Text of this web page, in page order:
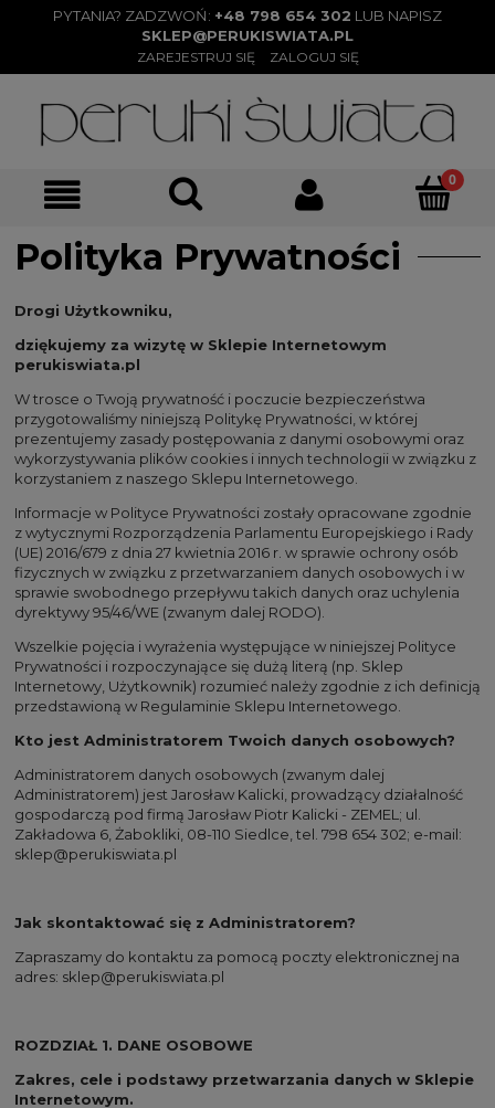
PYTANIA? ZADZWOŃ: +48 798 654 302 LUB NAPISZ
SKLEP@PERUKISWIATA.PL
ZAREJESTRUJ SIĘ ZALOGUJ SIĘ
Polityka Prywatności
Drogi Użytkowniku,
dziękujemy za wizytę w Sklepie Internetowym
perukiswiata.pl
W trosce o Twoją prywatność i poczucie bezpieczeństwa
przygotowaliśmy niniejszą Politykę Prywatności, w której
prezentujemy zasady postępowania z danymi osobowymi oraz
wykorzystywania plików cookies i innych technologii w związku z
korzystaniem z naszego Sklepu Internetowego.
Informacje w Polityce Prywatności zostały opracowane zgodnie
z wytycznymi Rozporządzenia Parlamentu Europejskiego i Rady
(UE) 2016/679 z dnia 27 kwietnia 2016 r. w sprawie ochrony osób
fizycznych w związku z przetwarzaniem danych osobowych i w
sprawie swobodnego przepływu takich danych oraz uchylenia
dyrektywy 95/46/WE (zwanym dalej RODO).
Wszelkie pojęcia i wyrażenia występujące w niniejszej Polityce
Prywatności i rozpoczynające się dużą literą (np. Sklep
Internetowy, Użytkownik) rozumieć należy zgodnie z ich definicją
przedstawioną w Regulaminie Sklepu Internetowego.
Kto jest Administratorem Twoich danych osobowych?
Administratorem danych osobowych (zwanym dalej
Administratorem) jest Jarosław Kalicki, prowadzący działalność
gospodarczą pod firmą Jarosław Piotr Kalicki - ZEMEL; ul.
Zakładowa 6, Żabokliki, 08-110 Siedlce, tel. 798 654 302; e-mail:
sklep@perukiswiata.pl
Jak skontaktować się z Administratorem?
Zapraszamy do kontaktu za pomocą poczty elektronicznej na
adres: sklep@perukiswiata.pl
ROZDZIAŁ 1. DANE OSOBOWE
Zakres, cele i podstawy przetwarzania danych w Sklepie
Internetowym.